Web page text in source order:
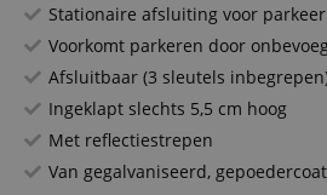
Stationaire afsluiting voor
Voorkomt parkeren door
Afsluitbaar (3 sleutels
Ingeklapt slechts 5,5 cm hoog
Met reflectiestrepen
Van gegalvaniseerd,